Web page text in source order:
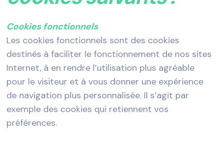
Cookies fonctionnels
Les cookies fonctionnels sont des cookies
destinés à faciliter le fonctionnement de nos sites
Internet, à en rendre l’utilisation plus agréable
pour le visiteur et à vous donner une expérience
de navigation plus personnalisée. Il s’agit par
exemple des cookies qui retiennent vos
préférences.